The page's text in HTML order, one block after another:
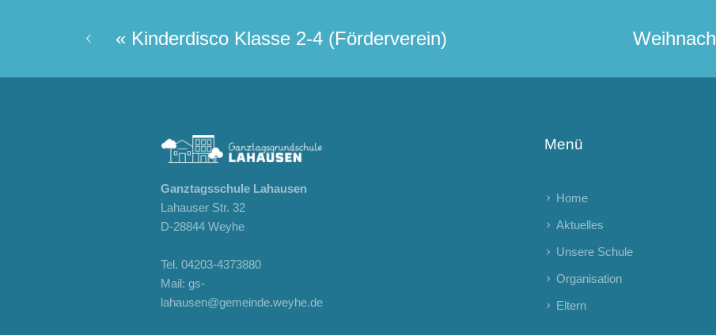
« Kinderdisco Klasse 2-4 (Förderverein)
Ganztagsschule Lahausen
Lahauser Str. 32
D-28844 Weyhe
Tel. 04203-4373880
Mail: gs-
lahausen@gemeinde.weyhe.de
Menü
Home
Aktuelles
Unsere Schule
Organisation
Eltern